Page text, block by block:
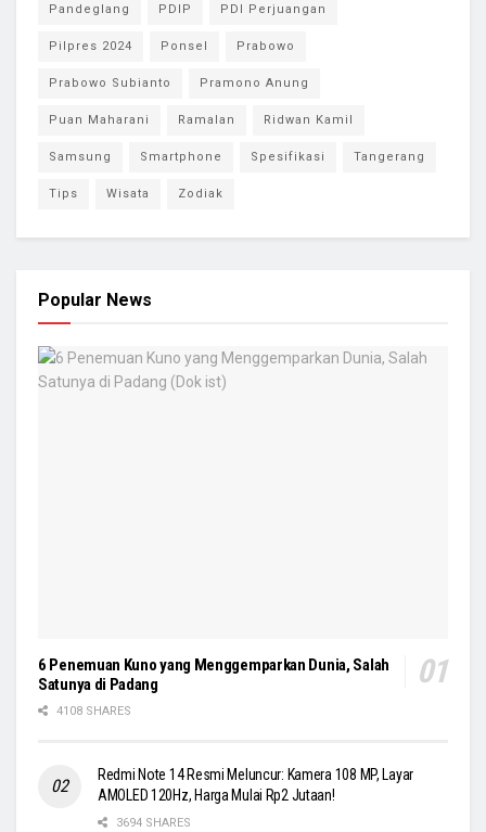
Pandeglang PDIP PDI Perjuangan
Pilpres 2024 Ponsel Prabowo
Prabowo Subianto Pramono Anung
Puan Maharani Ramalan Ridwan Kamil
Samsung Smartphone Spesifikasi Tangerang
Tips Wisata Zodiak
Popular News
6 Penemuan Kuno yang Menggemparkan Dunia, Salah
Satunya di Padang
4108 SHARES
Redmi Note 14 Resmi Meluncur: Kamera 108 MP, Layar
AMOLED 120Hz, Harga Mulai Rp2 Jutaan!
3694 SHARES